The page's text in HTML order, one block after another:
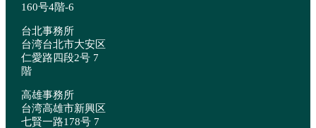
160号4階-6
台北事務所
台湾台北市大安区
仁愛路四段2号 7
階
高雄事務所
台湾高雄市新興区
七賢一路178号 7